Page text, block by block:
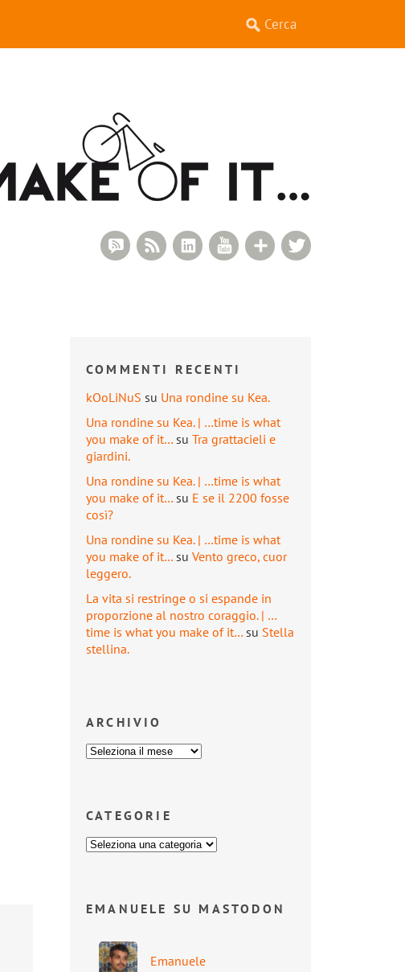
Google+
YouTube
LinkedIn
RSS Feed
RSS Comments
COMMENTI RECENTI
kOoLiNuS su Una rondine su Kea.
Una rondine su Kea. | …time is what
you make of it… su Tra grattacieli e
giardini.
Una rondine su Kea. | …time is what
you make of it… su E se il 2200 fosse
così?
Una rondine su Kea. | …time is what
you make of it… su Vento greco, cuor
leggero.
La vita si restringe o si espande in
proporzione al nostro coraggio. | …
time is what you make of it… su Stella
stellina.
ARCHIVIO
CATEGORIE
EMANUELE SU MASTODON
Emanuele